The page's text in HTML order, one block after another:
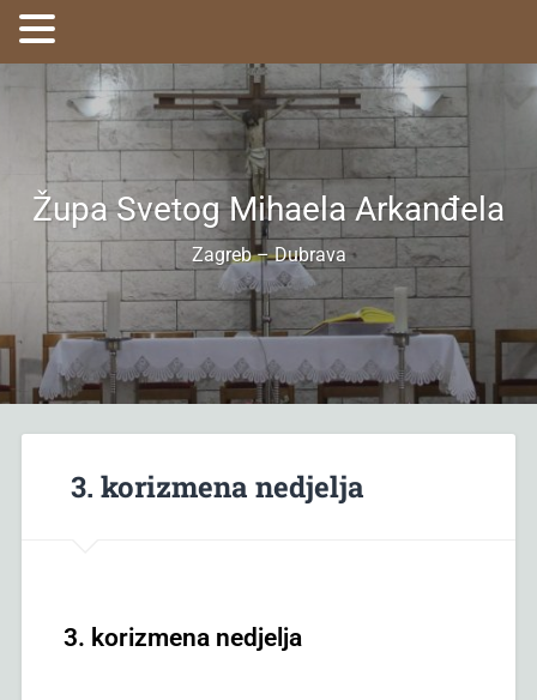
Župa Svetog Mihaela Arkanđela
Zagreb – Dubrava
3. korizmena nedjelja
3. korizmena nedjelja